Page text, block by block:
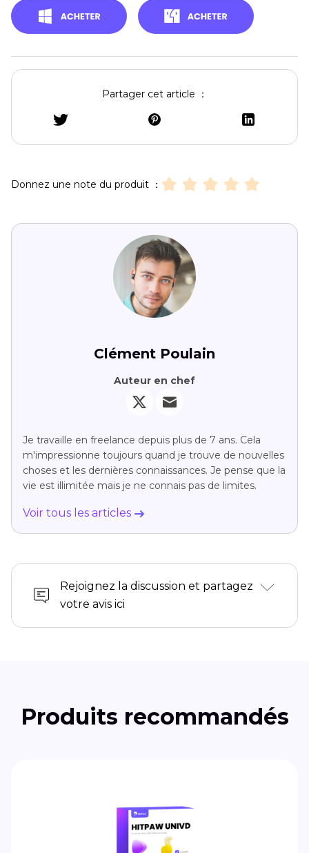
Partager cet article ：
Donnez une note du produit ：
Clément Poulain
Auteur en chef
Je travaille en freelance depuis plus de 7 ans. Cela
m'impressionne toujours quand je trouve de nouvelles
choses et les dernières connaissances. Je pense que la
vie est illimitée mais je ne connais pas de limites.
Voir tous les articles
Rejoignez la discussion et partagez
votre avis ici
Produits recommandés